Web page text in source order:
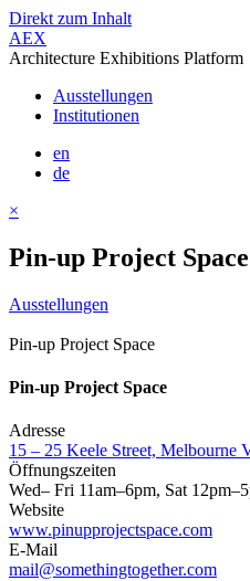
Direkt zum Inhalt
AEX
Architecture Exhibitions Platform
Ausstellungen
Institutionen
en
de
×
Pin-up Project
Ausstellungen
Pin-up Project Space
Pin-up Project Space
Adresse
15 – 25 Keele Street, Melbourne
Öffnungszeiten
Wed– Fri 11am–6pm, Sat
Website
www.pinupprojectspace.com
E-Mail
mail@somethingtogether.com